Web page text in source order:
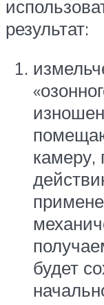
результат:
камеру,
будет